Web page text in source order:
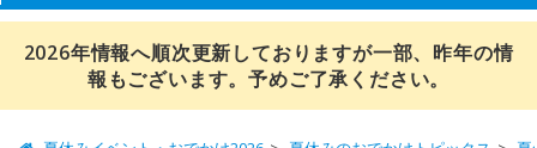
2026年情報へ順次更新しておりますが一部、昨年の情
報もございます。予めご了承ください。